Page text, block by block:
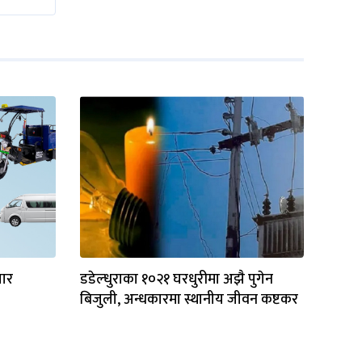
डडेल्धुराका १०२१ घरधुरीमा अझै पुगेन
बिजुली, अन्धकारमा स्थानीय जीवन कष्टकर